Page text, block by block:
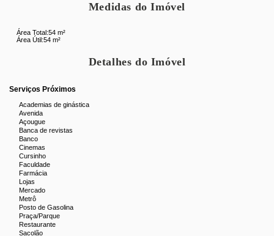
Medidas do Imóvel
Área Total:54 m²
Área Útil:54 m²
Detalhes do Imóvel
Serviços Próximos
Academias de ginástica
Avenida
Açougue
Banca de revistas
Banco
Cinemas
Cursinho
Faculdade
Farmácia
Lojas
Mercado
Metrô
Posto de Gasolina
Praça/Parque
Restaurante
Sacolão